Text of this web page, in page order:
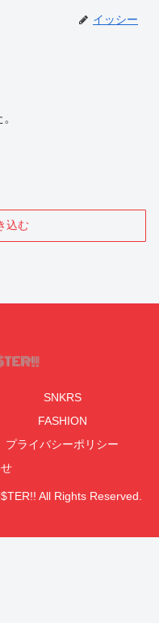
イッシー
込む
SNKRS
FASHION
プライバシーポリシー
All Rights Reserved.